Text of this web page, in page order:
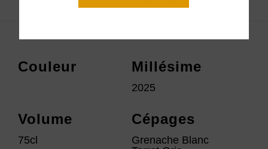
Couleur Millésime
2025
Volume
75cl
Cépages
Grenache Blanc